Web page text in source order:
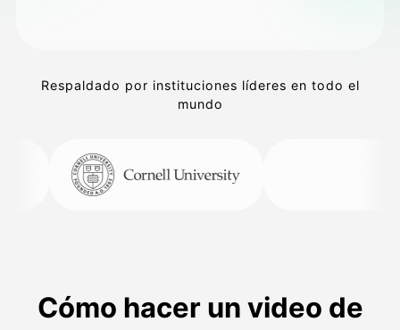
Respaldado por instituciones líderes en todo el
mundo
Cómo hacer un video de